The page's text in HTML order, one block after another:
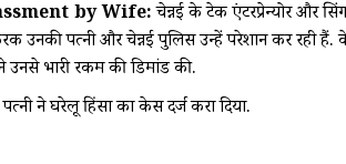
by Wife:चेन्नई के टेक एंटरप्रेन्योर और
उनकी पत्नी और चेन्नई पुलिस उन्हें परेशान कर
उनसे भारी रकम की डिमांड की.
ने घरेलू हिंसा का केस दर्ज करा दिया.